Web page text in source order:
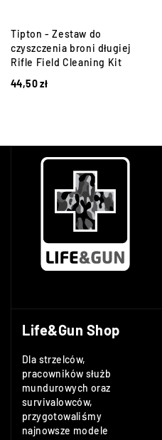
Tipton - Zestaw do
czyszczenia broni długiej
Rifle Field Cleaning Kit
44,50zł
Life&Gun Shop
Dla strzelców,
pracowników służb
mundurowych oraz
survivalowców,
przygotowaliśmy
najnowsze modele